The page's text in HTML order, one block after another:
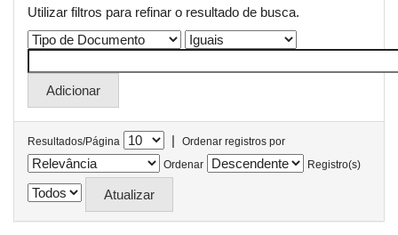
Utilizar filtros para refinar o resultado de busca.
Resultados/Página |
Ordenar registros por
Ordenar
Registro(s)